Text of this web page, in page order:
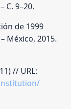
С. 9–20.
de 1999
México, 2015.
// URL: